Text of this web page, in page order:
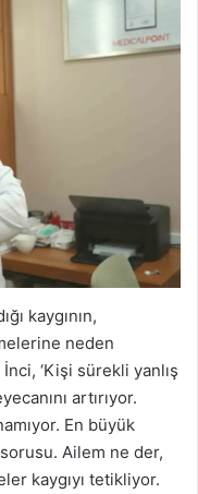
kaygının,
neden
‘Kişi sürekli yanlış
artırıyor.
En büyük
sorusu. Ailem ne der,
kaygıyı tetikliyor.